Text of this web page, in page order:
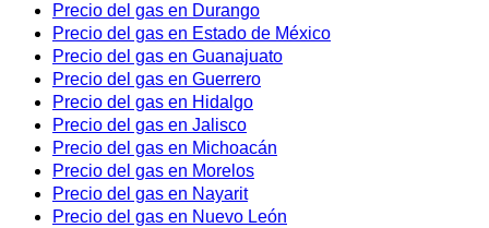
Precio del gas en Durango
Precio del gas en Estado de México
Precio del gas en Guanajuato
Precio del gas en Guerrero
Precio del gas en Hidalgo
Precio del gas en Jalisco
Precio del gas en Michoacán
Precio del gas en Morelos
Precio del gas en Nayarit
Precio del gas en Nuevo León